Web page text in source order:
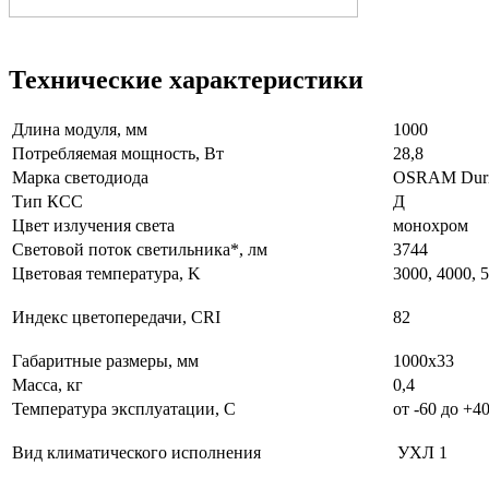
Технические характеристики
Длина модуля, мм
1000
Потребляемая мощность, Вт
28,8
Марка светодиода
OSRAM
Тип КСС
Д
Цвет излучения света
монохром
Световой поток светильника*, лм
3744
Цветовая температура, K
3000, 4000,
Индекс цветопередачи, CRI 82
Габаритные размеры, мм
1000х33
Масса, кг
0,4
Температура эксплуатации, С
от -60 до +40
Вид климатического исполнения УХЛ 1